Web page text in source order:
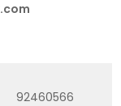
92460566